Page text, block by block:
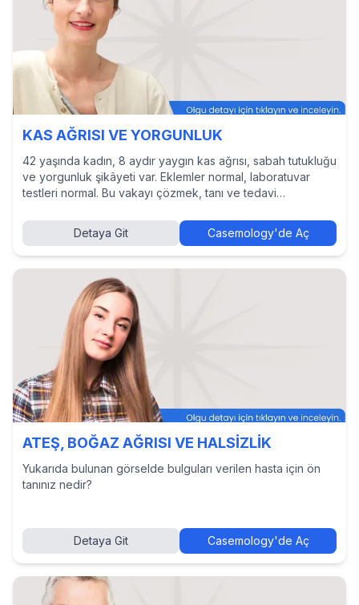
KAS AĞRISI VE YORGUNLUK
42 yaşında kadın, 8 aydır yaygın kas ağrısı, sabah tutukluğu
ve yorgunluk şikâyeti var. Eklemler normal, laboratuvar
testleri normal. Bu vakayı çözmek, tanı ve tedavi
görmek için Casemology’de vakayı keşfedin.
Detaya Git Casemology'de Aç
ATEŞ, BOĞAZ AĞRISI VE HALSİZLİK
Yukarıda bulunan görselde bulguları verilen hasta için ön
tanınız nedir?
Detaya Git Casemology'de Aç